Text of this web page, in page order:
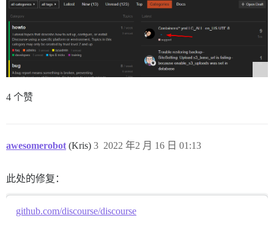
4 个赞
awesomerobot (Kris) 2022 年2 月 16 日 01:13
3
此处的修复：
github.com/discourse/discourse